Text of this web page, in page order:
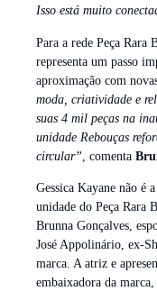
Isso está muito
Para a rede Peça Rara
representa um passo
aproximação com
moda, criatividade e
suas 4 mil peças na
unidade Rebouças
circular” , comenta
Gessica Kayane não é
unidade do Peça Rara
Brunna Gonçalves,
José Appolinário, ex-
marca. A atriz e
embaixadora da